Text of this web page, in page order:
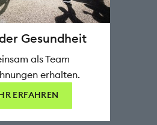
Gesundheit
als Team
erhalten.
ERFAHREN